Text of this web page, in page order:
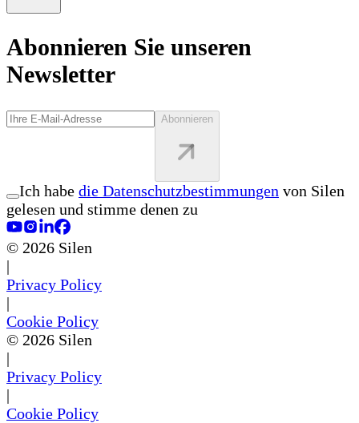
Abonnieren Sie unseren
Newsletter
Abonnieren
Ich habe die Datenschutzbestimmungen von Silen
gelesen und stimme denen zu
© 2026 Silen
|
Privacy Policy
|
Cookie Policy
© 2026 Silen
|
Privacy Policy
|
Cookie Policy